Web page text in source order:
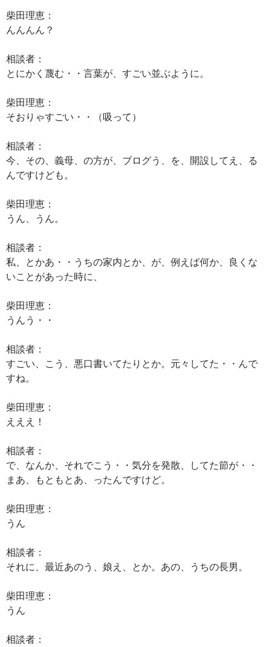
柴田理恵：
んんんん？
相談者：
とにかく蔑む・・言葉が、すごい並ぶように。
柴田理恵：
そおりゃすごい・・（吸って）
相談者：
今、その、義母、の方が、ブログう、を、開設してえ、る
んですけども。
柴田理恵：
うん、うん。
相談者：
私、とかあ・・うちの家内とか、が、例えば何か、良くな
いことがあった時に、
柴田理恵：
うんう・・
相談者：
すごい、こう、悪口書いてたりとか。元々してた・・んで
すね。
柴田理恵：
えええ！
相談者：
で、なんか、それでこう・・気分を発散、してた節が・・
まあ、もともとあ、ったんですけど。
柴田理恵：
うん
相談者：
それに、最近あのう、娘え、とか。あの、うちの長男。
柴田理恵：
うん
相談者：